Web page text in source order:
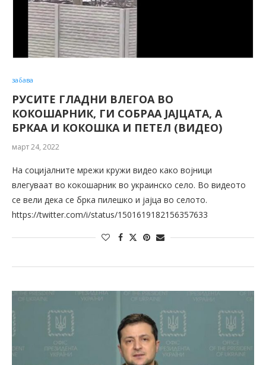
забава
РУСИТЕ ГЛАДНИ ВЛЕГОА ВО
КОКОШАРНИК, ГИ СОБРАА ЈАЈЦАТА, А
БРКАА И КОКОШКА И ПЕТЕЛ (ВИДЕО)
март 24, 2022
На социјалните мрежи кружи видео како војници
влегуваат во кокошарник во украинско село. Во видеото
се вели дека се брка пилешко и јајца во селото.
https://twitter.com/i/status/1501619182156357633